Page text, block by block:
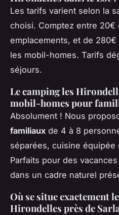
Les tarifs varient selon la
choisi. Comptez entre
emplacements, et de
les mobil-homes. Tarifs
séjours.
Le camping les
mobil-homes pour
Absolument ! Nous
familiaux de 4 à 8
séparées, cuisine équipée
Parfaits pour des
dans un cadre naturel
Où se situe exactement
Hirondelles près de